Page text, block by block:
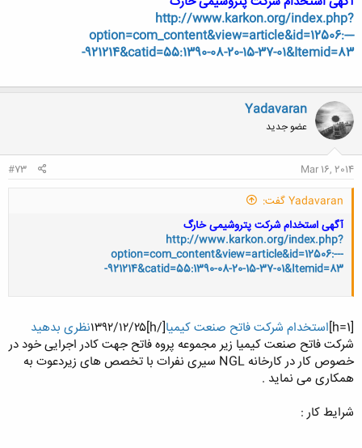
http://www.karkon.org/index.php?
option=com_content&view=article&id=12506:---
-921214&catid=55:1390-08-20-15-37-01&Itemid=83
Yadavaran
عضو جدید
Mar 16, 2014
#73
Yadavaran گفت:
آگهی استخدام شرکت پتروشیمی خارگ
http://www.karkon.org/index.php?
option=com_content&view=article&id=12506:---
-921214&catid=55:1390-08-20-15-37-01&Itemid=83
[h=1] استخدام شرکت فاتح صنعت کیمیا[/h]۱۳۹۲/۱۲/۲۵
نظری بدهید
شرکت فاتح صنعت کیمیا زیر مجموعه پروه فاتح جهت کادر اجرایی خود در
خصوص کار در کارخانه NGL سیری نفرات با تخصص های زیردعوت به
همکاری می نماید .
شرایط کار :